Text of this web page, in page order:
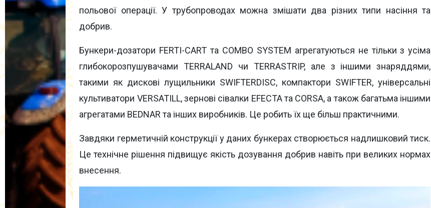
польової операції. У трубопроводах можна змішати два різних типи насіння та
добрив.
Бункери-дозатори FERTI-CART та COMBO SYSTEM агрегатуються не тільки з усіма
глибокорозпушувачами TERRALAND чи TERRASTRIP, але з іншими знаряддями,
такими як дискові лущильники SWIFTERDISС, компактори SWIFTER, універсальні
культиватори VERSATILL, зернові сівалки EFECTA та CORSA, а також багатьма іншими
агрегатами BEDNAR та інших виробників. Це робить їх ще більш практичними.
Завдяки герметичній конструкції у даних бункерах створюється надлишковий тиск.
Це технічне рішення підвищує якість дозування добрив навіть при великих нормах
внесення.